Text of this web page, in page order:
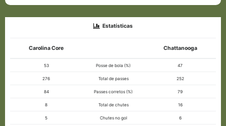
Estatísticas
Carolina Core Chattanooga
53 Posse de bola (%) 47
276 Total de passes 252
84 Passes corretos (%) 79
8 Total de chutes 16
5 Chutes no gol 6